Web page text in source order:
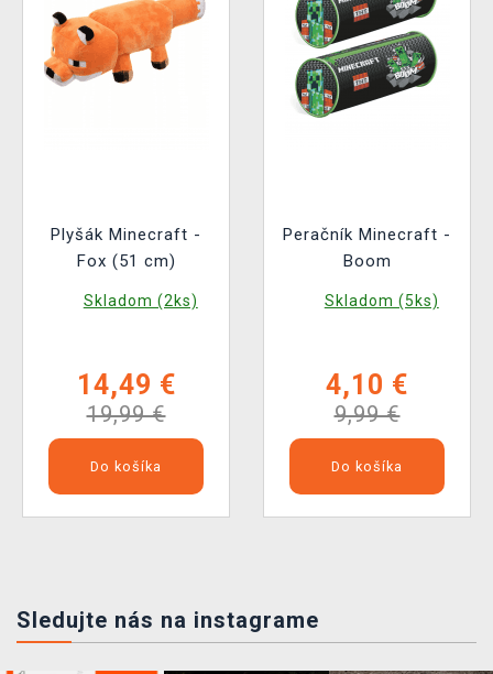
Plyšák Minecraft -
Fox (51 cm)
Skladom (2ks)
14,49 €
19,99 €
Do košíka
Peračník Minecraft -
Boom
Skladom (5ks)
4,10 €
9,99 €
Do košíka
Sledujte nás na instagrame